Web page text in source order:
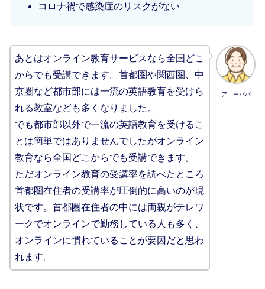
コロナ禍で感染症のリスクがない
アニーパパ
あとはオンライン教育サービスなら全国どこ
からでも受講できます。首都圏や関西圏、中
京圏など都市部には一流の英語教育を受けら
れる教室なども多くなりました。
でも都市部以外で一流の英語教育を受けるこ
とは簡単ではありませんでしたがオンライン
教育なら全国どこからでも受講できます。
ただオンライン教育の受講率を調べたところ
首都圏在住者の受講率が圧倒的に高いのが現
状です。首都圏在住者の中には両親がテレワ
ークでオンラインで勤務している人も多く、
オンラインに慣れていることが要因だと思わ
れます。